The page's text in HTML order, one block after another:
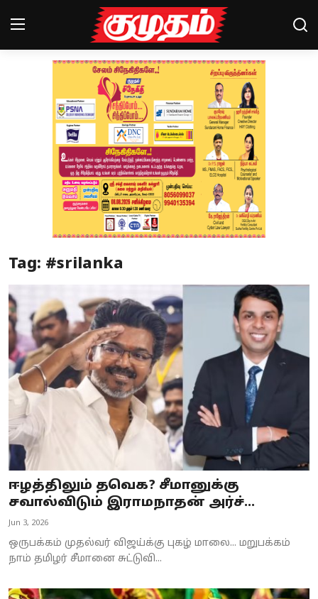
Magazines
Special Story
Business
Crime
Tamilnadu
National
World
Astrology
Spirituality
Weather
Politics
Tag: #srilanka
ஈழத்திலும் தவெக? சீமானுக்கு
சவால்விடும் இராமநாதன் அர்ச்...
Jun 3, 2026
ஒருபக்கம் முதல்வர் விஜய்க்கு புகழ் மாலை... மறுபக்கம்
நாம் தமிழர் சீமானை சுட்டுவி...